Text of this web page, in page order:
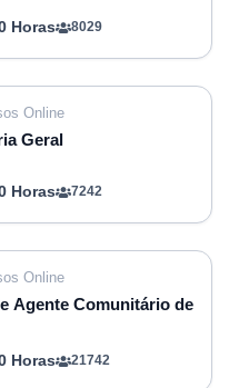
Horas 8029
Online
Geral
Horas 7242
Online
Agente Comunitário de
Horas 21742